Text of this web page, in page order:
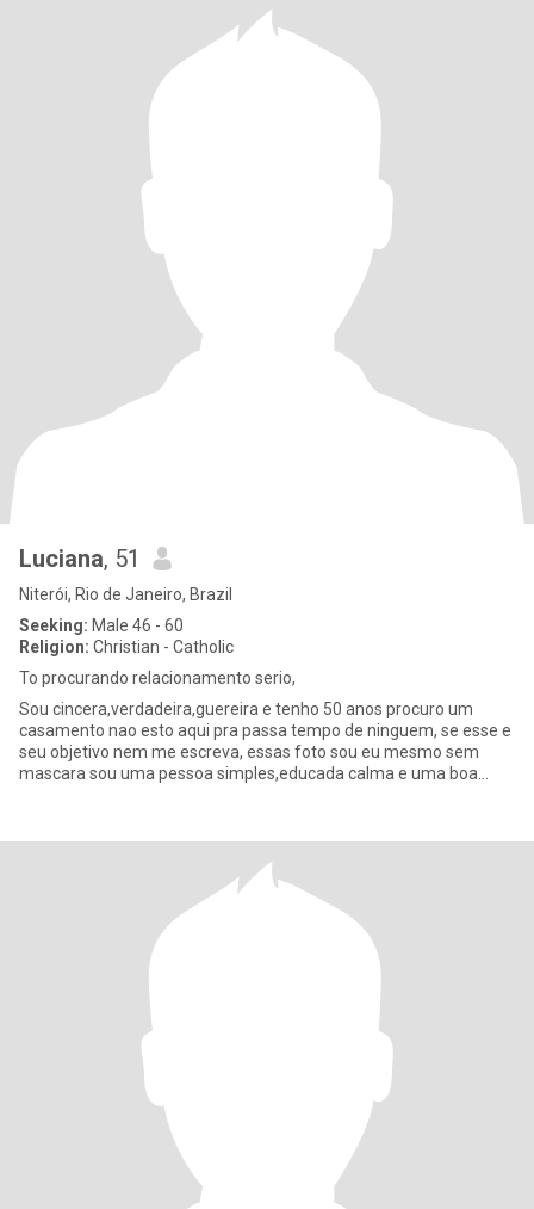
Luciana, 51
Niterói, Rio de Janeiro, Brazil
Seeking: Male 46 - 60
Religion: Christian - Catholic
To procurando relacionamento serio,
Sou cincera,verdadeira,guereira e tenho 50 anos procuro um
casamento nao esto aqui pra passa tempo de ninguem, se esse e
seu objetivo nem me escreva, essas foto sou eu mesmo sem
mascara sou uma pessoa simples,educada calma e uma boa